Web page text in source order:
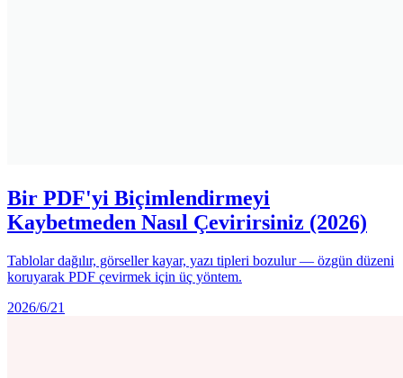
Bir PDF'yi Biçimlendirmeyi
Kaybetmeden Nasıl Çevirirsiniz (2026)
Tablolar dağılır, görseller kayar, yazı tipleri bozulur — özgün düzeni
koruyarak PDF çevirmek için üç yöntem.
2026/6/21